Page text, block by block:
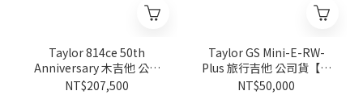
Taylor 814ce 50th
Anniversary 木吉他 公司
貨【宛伶樂器】
NT$207,500
Taylor GS Mini-E-RW-
Plus 旅行吉他 公司貨【宛
伶樂器】
NT$50,000